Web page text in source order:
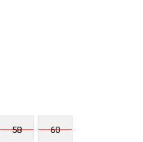
58 60